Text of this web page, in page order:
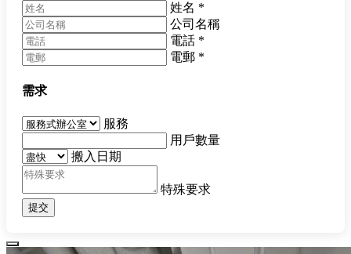
姓名 *
公司名稱
電話 *
電郵 *
需求
服務
用戶數量
搬入日期
特殊要求
提交